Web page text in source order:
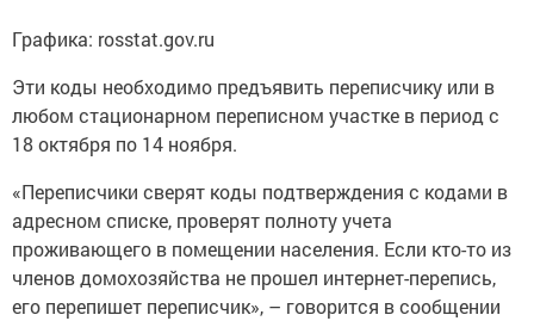
Графика: rosstat.gov.ru
Эти коды необходимо предъявить переписчику или в
любом стационарном переписном участке в период с
18 октября по 14 ноября.
«Переписчики сверят коды подтверждения с кодами в
адресном списке, проверят полноту учета
проживающего в помещении населения. Если кто-то из
членов домохозяйства не прошел интернет-перепись,
его перепишет переписчик», – говорится в сообщении